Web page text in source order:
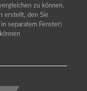
zu können.
erstellt, den Sie
separatem Fenster)